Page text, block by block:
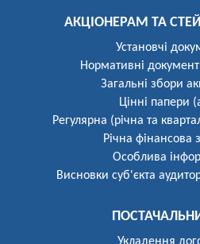
АКЦІОНЕРАМ ТА
Установчі
Нормативні
Загальні збори
Цінні папери
Регулярна (річна та
Річна фінансова
Особлива
Висновки суб'єкта